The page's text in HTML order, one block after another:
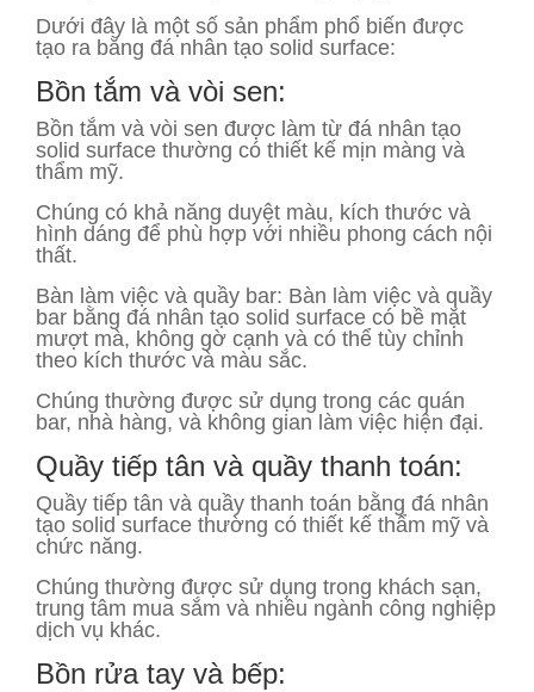
Dưới đây là một số sản phẩm phổ biến được
tạo ra bằng đá nhân tạo solid surface:
Bồn tắm và vòi sen:
Bồn tắm và vòi sen được làm từ đá nhân tạo
solid surface thường có thiết kế mịn màng và
thẩm mỹ.
Chúng có khả năng duyệt màu, kích thước và
hình dáng để phù hợp với nhiều phong cách nội
thất.
Bàn làm việc và quầy bar: Bàn làm việc và quầy
bar bằng đá nhân tạo solid surface có bề mặt
mượt mà, không gờ cạnh và có thể tùy chỉnh
theo kích thước và màu sắc.
Chúng thường được sử dụng trong các quán
bar, nhà hàng, và không gian làm việc hiện đại.
Quầy tiếp tân và quầy thanh toán:
Quầy tiếp tân và quầy thanh toán bằng đá nhân
tạo solid surface thường có thiết kế thẩm mỹ và
chức năng.
Chúng thường được sử dụng trong khách sạn,
trung tâm mua sắm và nhiều ngành công nghiệp
dịch vụ khác.
Bồn rửa tay và bếp: